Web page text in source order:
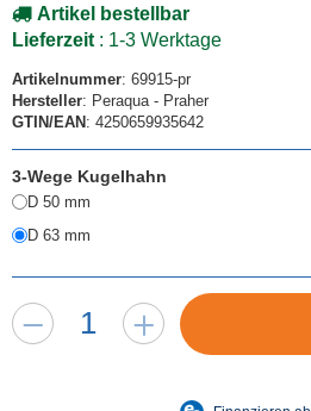
Artikel bestellbar
Lieferzeit : 1-3 Werktage
Artikelnummer: 69915-pr
Hersteller: Peraqua - Praher
GTIN/EAN : 4250659935642
3-Wege Kugelhahn
D 50 mm
D 63 mm